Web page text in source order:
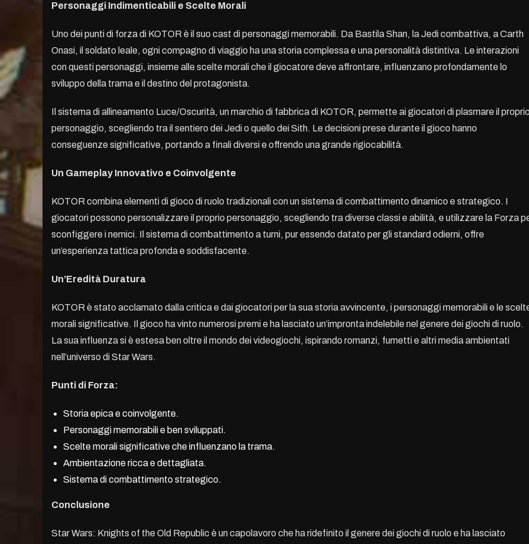
Personaggi Indimenticabili e Scelte Morali
Uno dei punti di forza di KOTOR è il suo cast di personaggi memorabili. Da Bastila Shan, la Jedi combattiva, a Carth
Onasi, il soldato leale, ogni compagno di viaggio ha una storia complessa e una personalità distintiva. Le interazioni
con questi personaggi, insieme alle scelte morali che il giocatore deve affrontare, influenzano profondamente lo
sviluppo della trama e il destino del protagonista.
Il sistema di allineamento Luce/Oscurità, un marchio di fabbrica di KOTOR, permette ai giocatori di plasmare il
personaggio, scegliendo tra il sentiero dei Jedi o quello dei Sith. Le decisioni prese durante il gioco hanno
conseguenze significative, portando a finali diversi e offrendo una grande rigiocabilità.
Un Gameplay Innovativo e Coinvolgente
KOTOR combina elementi di gioco di ruolo tradizionali con un sistema di combattimento dinamico e strategico. I
giocatori possono personalizzare il proprio personaggio, scegliendo tra diverse classi e abilità, e utilizzare la Forza
sconfiggere i nemici. Il sistema di combattimento a turni, pur essendo datato per gli standard odierni, offre
un’esperienza tattica profonda e soddisfacente.
Un’Eredità Duratura
KOTOR è stato acclamato dalla critica e dai giocatori per la sua storia avvincente, i personaggi memorabili e le
morali significative. Il gioco ha vinto numerosi premi e ha lasciato un’impronta indelebile nel genere dei giochi di ruolo.
La sua influenza si è estesa ben oltre il mondo dei videogiochi, ispirando romanzi, fumetti e altri media ambientati
nell’universo di Star Wars.
Punti di Forza:
Storia epica e coinvolgente.
Personaggi memorabili e ben sviluppati.
Scelte morali significative che influenzano la trama.
Ambientazione ricca e dettagliata.
Sistema di combattimento strategico.
Conclusione
Star Wars: Knights of the Old Republic è un capolavoro che ha ridefinito il genere dei giochi di ruolo e ha lasciato